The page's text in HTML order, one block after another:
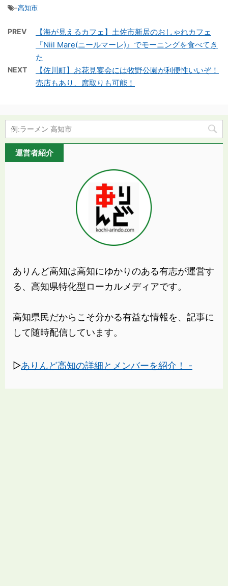
-高知市
PREV
【海が見えるカフェ】土佐市新居のおしゃれカフェ
『Niil Mare(ニールマーレ)』でモーニングを食べてき
た
NEXT
【佐川町】お花見宴会には牧野公園が利便性いいぞ！
売店もあり、席取りも可能！
運営者紹介
ありんど高知は高知にゆかりのある有志が運営す
る、高知県特化型ローカルメディアです。
高知県民だからこそ分かる有益な情報を、記事に
して随時配信しています。
▷ありんど高知の詳細とメンバーを紹介！ -